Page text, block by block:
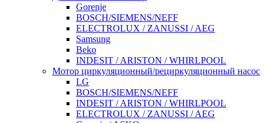
Gorenje
BOSCH/SIEMENS/NEFF
ELECTROLUX / ZANUSSI / AEG
Samsung
Beko
INDESIT / ARISTON / WHIRLPOOL
Мотор циркуляционный/рециркуляционный насос
LG
BOSCH/SIEMENS/NEFF
INDESIT / ARISTON / WHIRLPOOL
ELECTROLUX / ZANUSSI / AEG